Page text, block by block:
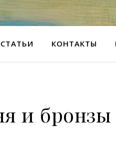
КОНТАКТЫ
и бронзы